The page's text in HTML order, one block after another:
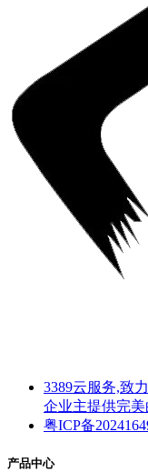
3389云服务,致
企业主提供完美
粤ICP备
产品中心